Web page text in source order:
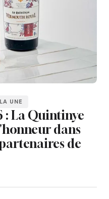
UNE
: La Quintinye
dans
de